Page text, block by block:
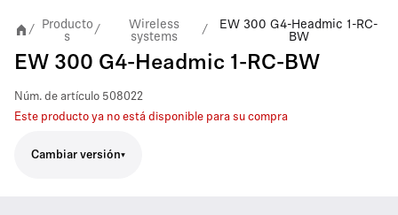
/
Producto
s
/
Wireless
systems
/
EW 300 G4-Headmic 1-RC-
BW
EW 300 G4-Headmic 1-RC-BW
Núm. de artículo 508022
Este producto ya no está disponible para su compra
Cambiar versión